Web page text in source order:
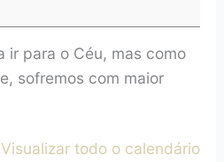
ir para o Céu, mas como
sofremos com maior
Visualizar todo o calendário